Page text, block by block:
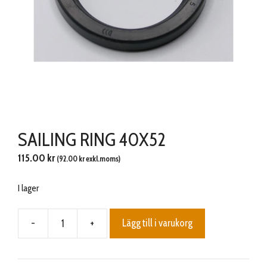
SAILING RING 40X52
115.00 kr (92.00 krexkl.moms)
I lager
-
SAILING
40X52
+ Lägg till i varukorg